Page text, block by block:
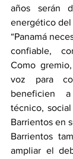
años serán
energético del
“Panamá
confiable,
Como
voz para
beneficien
técnico,
Barrientos en
Barrientos
ampliar el